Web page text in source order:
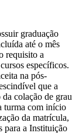
graduação
até o mês
requisito a
específicos.
na pós-
que a
colação de grau
turma com início
da matrícula,
para a Instituição